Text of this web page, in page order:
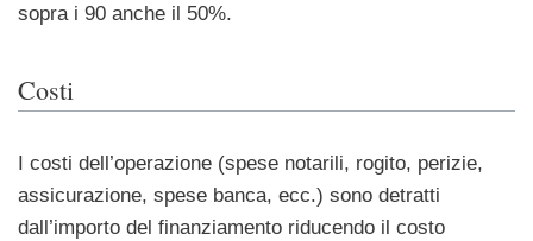
sopra i 90 anche il 50%.
Costi
I costi dell’operazione (spese notarili, rogito, perizie,
assicurazione, spese banca, ecc.) sono detratti
dall’importo del finanziamento riducendo il costo